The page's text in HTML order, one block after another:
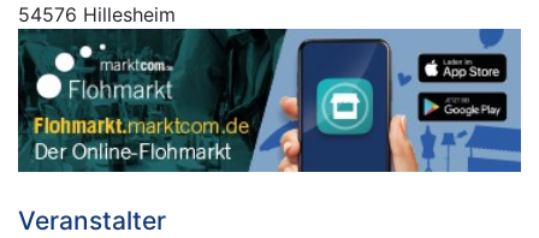
54576 Hillesheim
Veranstalter